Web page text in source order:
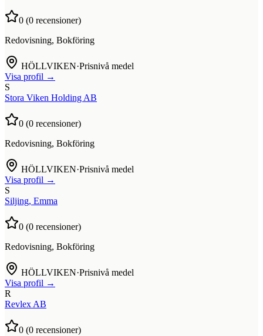
0 (0 recensioner)
Redovisning, Bokföring
HÖLLVIKEN·Prisnivå medel
Visa profil →
S
Stora Viken Holding AB
0 (0 recensioner)
Redovisning, Bokföring
HÖLLVIKEN·Prisnivå medel
Visa profil →
S
Siljing, Emma
0 (0 recensioner)
Redovisning, Bokföring
HÖLLVIKEN·Prisnivå medel
Visa profil →
R
Revlex AB
0 (0 recensioner)